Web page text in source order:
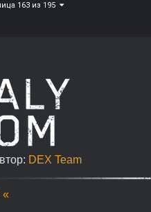
163 из 195
DEX Team